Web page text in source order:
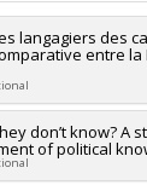
langagiers des
entre la
Chassé
don’t know? A
of political